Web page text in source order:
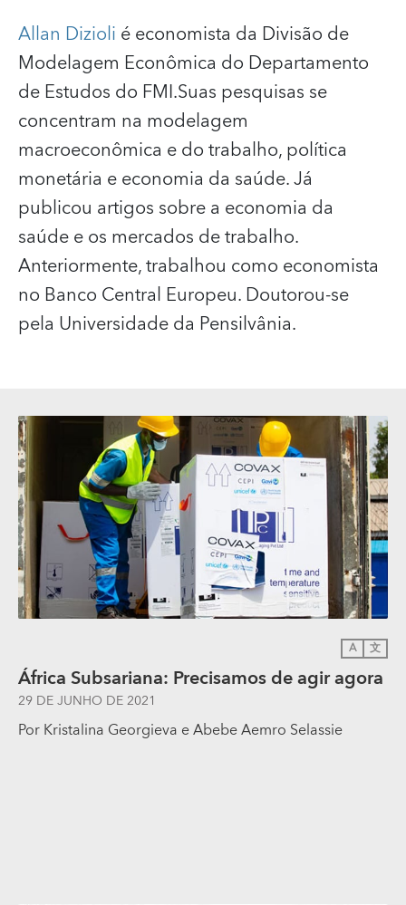
Allan Dizioli é economista da Divisão de
Modelagem Econômica do Departamento
de Estudos do FMI.Suas pesquisas se
concentram na modelagem
macroeconômica e do trabalho, política
monetária e economia da saúde. Já
publicou artigos sobre a economia da
saúde e os mercados de trabalho.
Anteriormente, trabalhou como economista
no Banco Central Europeu. Doutorou-se
pela Universidade da Pensilvânia.
A 文
África Subsariana: Precisamos de agir agora
29 DE JUNHO DE 2021
Por Kristalina Georgieva e Abebe Aemro Selassie